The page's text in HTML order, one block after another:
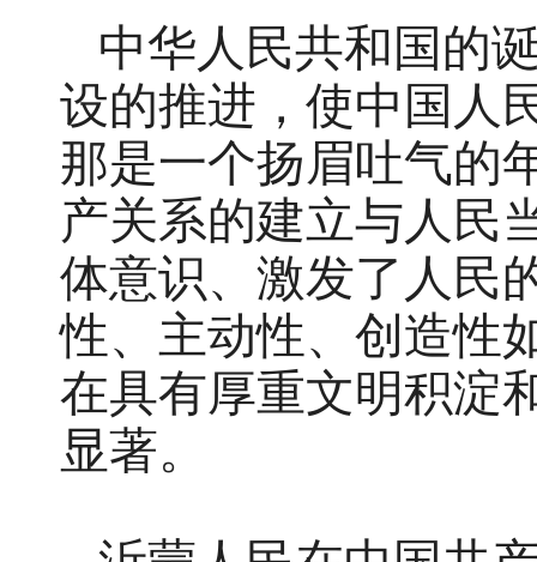
中华人民共和国的
设的推进，使中国人
那是一个扬眉吐气的
产关系的建立与人民
体意识、激发了人民
性、主动性、创造性
在具有厚重文明积淀
显著。